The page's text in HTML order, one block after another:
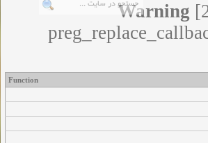
Warning
Function